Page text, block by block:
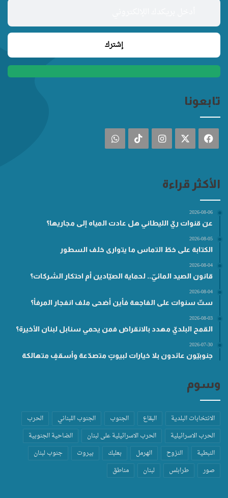
تابعونا
فيسبوك انستقرام ‫TikTokواتساب
الأكثر قراءة
2026-08-06
عن قنوات ريّ الليطاني هل عادت المياه إلى مجاريها؟
2026-08-05
الكتابة على خطّ التماس ما يتوارى خلف السطور
2026-08-04
قانون الصيد المائيّ.. لحماية الصيّادين أم احتكار الشركات؟
2026-08-04
ستّ سنوات على الفاجعة فأين أضحى ملف انفجار المرفأ؟
2026-08-03
القمح البلديّ مهدد بالانقراض فمن يحمي سنابل لبنان الأخيرة؟
2026-07-30
جنوبيّون عائدون بلا خيارات لبيوتٍ متصدّعة وأسقفٍ متهالكة
وسوم
الانتخابات البلدية البقاع الجنوب الجنوب اللبناني
الحرب
الحرب الاسرائيلية
الحرب الاسرائيلية على لبنان
الضاحية الجنوبية
النبطية
النزوح الهرمل بعلبك بيروت
جنوب لبنان
صور
طرابلس لبنان مناطق